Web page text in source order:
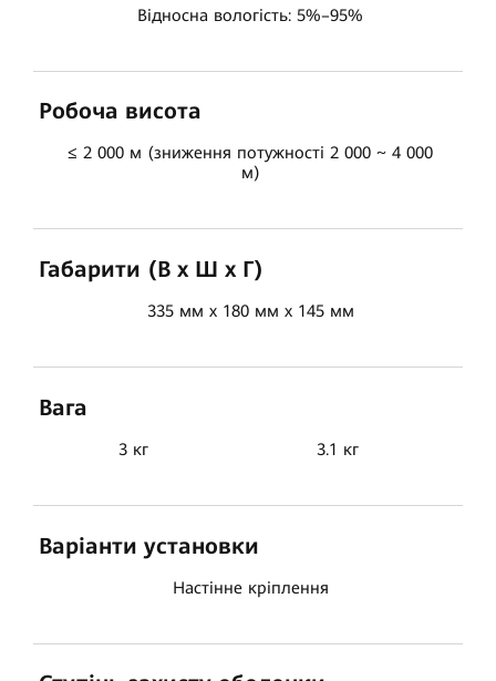
Відносна вологість: 5%–95%
Робоча висота
≤ 2 000 м (зниження потужності 2 000 ~ 4 000
м)
Габарити (В x Ш x Г)
335 мм x 180 мм x 145 мм
Вага
3 кг 3.1 кг
Варіанти установки
Настінне кріплення